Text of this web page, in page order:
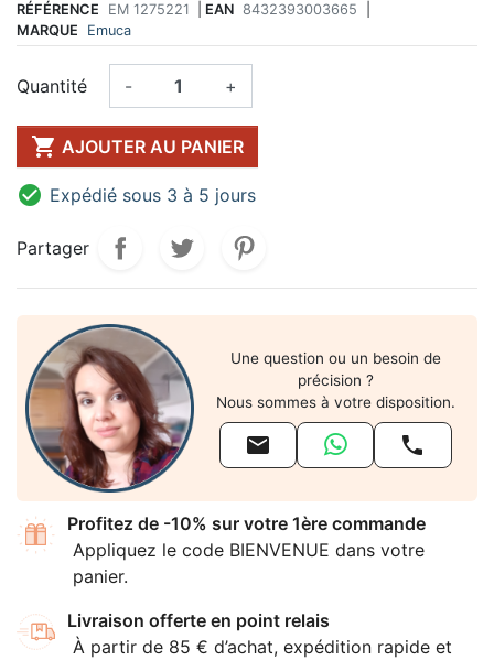
RÉFÉRENCE EM 1275221 EAN 8432393003665
MARQUE
Emuca
Quantité - +
 AJOUTER AU PANIER
 Expédié sous 3 à 5 jours
Partager
Une question ou un besoin de
précision ?
Nous sommes à votre disposition.
 
Profitez de -10% sur votre 1ère commande
Appliquez le code BIENVENUE dans votre
panier.
Livraison offerte en point relais
À partir de 85 € d’achat, expédition rapide et